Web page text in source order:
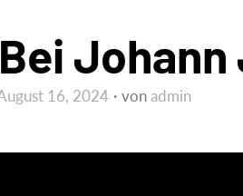
16, 2024 vonadmin